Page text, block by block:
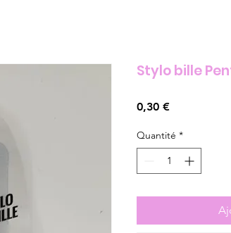
Stylo bille
0,30 €Prix
Quantité *